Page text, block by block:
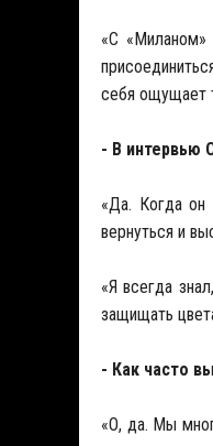
«С «Миланом»
себя ощущает
- В интервью
«Да. Когда он
вернуться и
«Я всегда
защищать
- Как часто
«О, да. Мы